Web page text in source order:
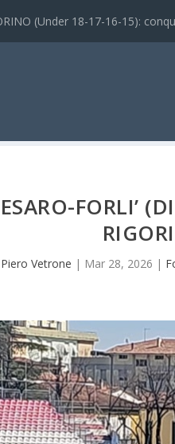
(Under 18-17-16-15):
FORLI’
Piero Vetrone | Mar 28, 2026 |